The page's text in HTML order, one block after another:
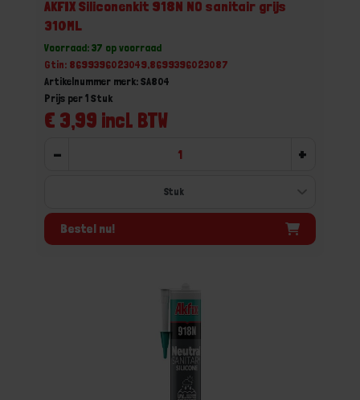
AKFIX Siliconenkit 918N NO sanitair grijs
310ML
Voorraad: 37 op voorraad
Gtin: 8699396023049,8699396023087
Artikelnummer merk: SA804
€ 3,99 incl. BTW
Prijs per 1 Stuk
- +
Bestel nu!